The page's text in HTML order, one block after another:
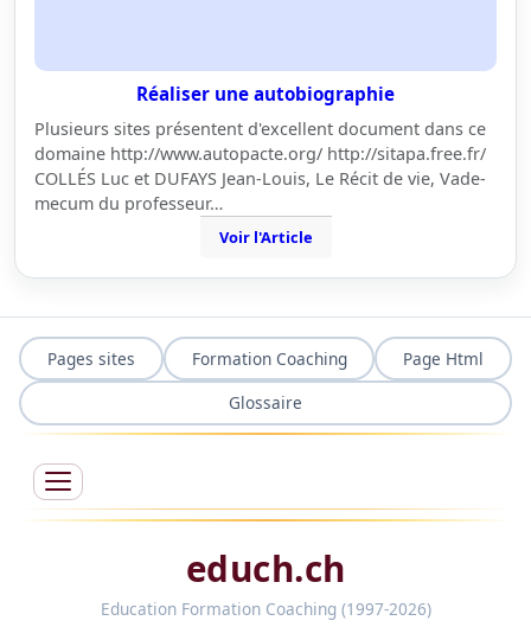
Réaliser une autobiographie
Plusieurs sites présentent d'excellent document dans ce
domaine http://www.autopacte.org/ http://sitapa.free.fr/
COLLÉS Luc et DUFAYS Jean-Louis, Le Récit de vie, Vade-
mecum du professeur…
Voir l'Article
Pages sites Formation Coaching
Page Html
Glossaire
educh.ch
Education Formation Coaching (1997-2026)